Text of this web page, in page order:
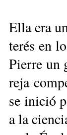
Ella era
te­rés en
Pie­rre un
re­ja
se ini­ció
a la